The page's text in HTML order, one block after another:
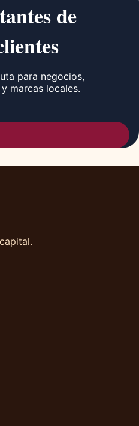
de
para negocios,
marcas locales.